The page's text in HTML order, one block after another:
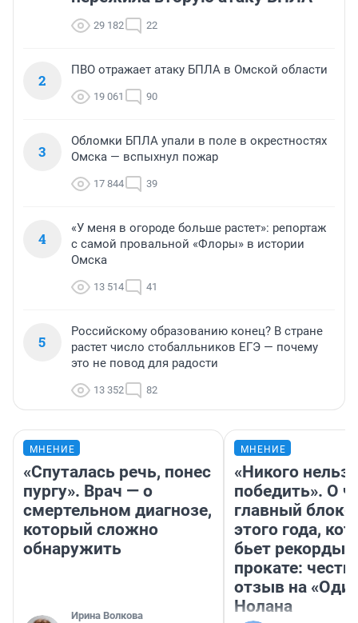
29 182 22
2
ПВО отражает атаку БПЛА в Омской области
19 061 90
3
Обломки БПЛА упали в поле в окрестностях
Омска — вспыхнул пожар
17 844 39
4
«У меня в огороде больше растет»: репортаж
с самой провальной «Флоры» в истории
Омска
13 514 41
5
Российскому образованию конец? В стране
растет число стобалльников ЕГЭ — почему
это не повод для радости
13 352 82
МНЕНИЕ
«Спуталась речь, понес
пургу». Врач — о
смертельном диагнозе,
который сложно
обнаружить
Ирина Волкова
МНЕНИЕ
«Никого нельзя
победить». О
главный
этого года,
бьет рекорды в
прокате:
отзыв на
Нолана